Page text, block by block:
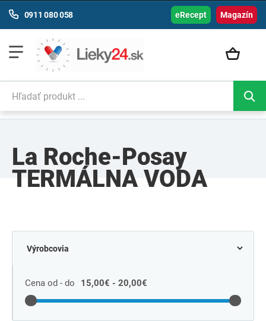
Magazín
0911 080 058 eRecept
La Roche-Posay
TERMÁLNA VODA
Cena od - do 15,00€ - 20,00€